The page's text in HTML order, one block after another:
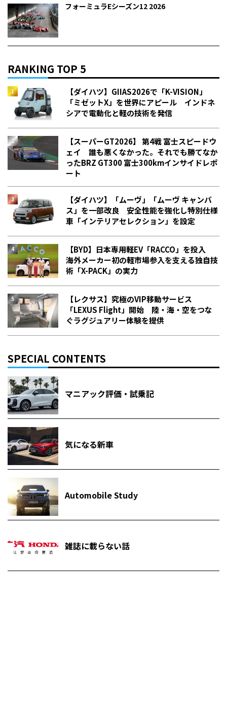
フォーミュラEシーズン12 2026
RANKING TOP 5
【ダイハツ】GIIAS2026で「K-VISION」
「ミゼットX」を世界にアピール インドネ
シアで電動化と軽の技術を発信
【スーパーGT2026】 第4戦 富士スピードウ
ェイ 誰も悪くなかった。それでも勝てなか
った――BRZ GT300 富士300kmインサイドレポ
ート
【ダイハツ】「ムーヴ」「ムーヴ キャンバ
ス」を一部改良 安全性能を強化し特別仕様
車「インテリアセレクション」を設定
【BYD】日本専用軽EV「RACCO」を投入
海外メーカー初の軽市場参入を支える独自技
術「X-PACK」の実力
【レクサス】究極のVIP移動サービス
「LEXUS Flight」開始 陸・海・空をつな
ぐラグジュアリー体験を提供
SPECIAL CONTENTS
マニアック評価・試乗記
気になる新車
Automobile Study
雑誌に載らない話